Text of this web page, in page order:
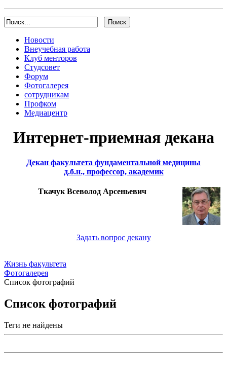
Новости
Внеучебная работа
Клуб менторов
Студсовет
Форум
Фотогалерея
сотрудникам
Профком
Медиацентр
Интернет-приемная декана
Декан факультета фундаментальной медицины
д.б.н., профессор, академик
Ткачук Всеволод Арсеньевич
Задать вопрос декану
Жизнь факультета
Фотогалерея
Список фотографий
Список фотографий
Теги не найдены